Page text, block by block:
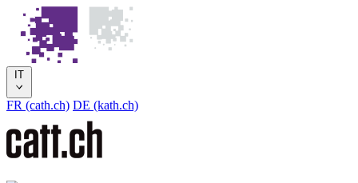
IT
FR (cath.ch) DE (kath.ch)